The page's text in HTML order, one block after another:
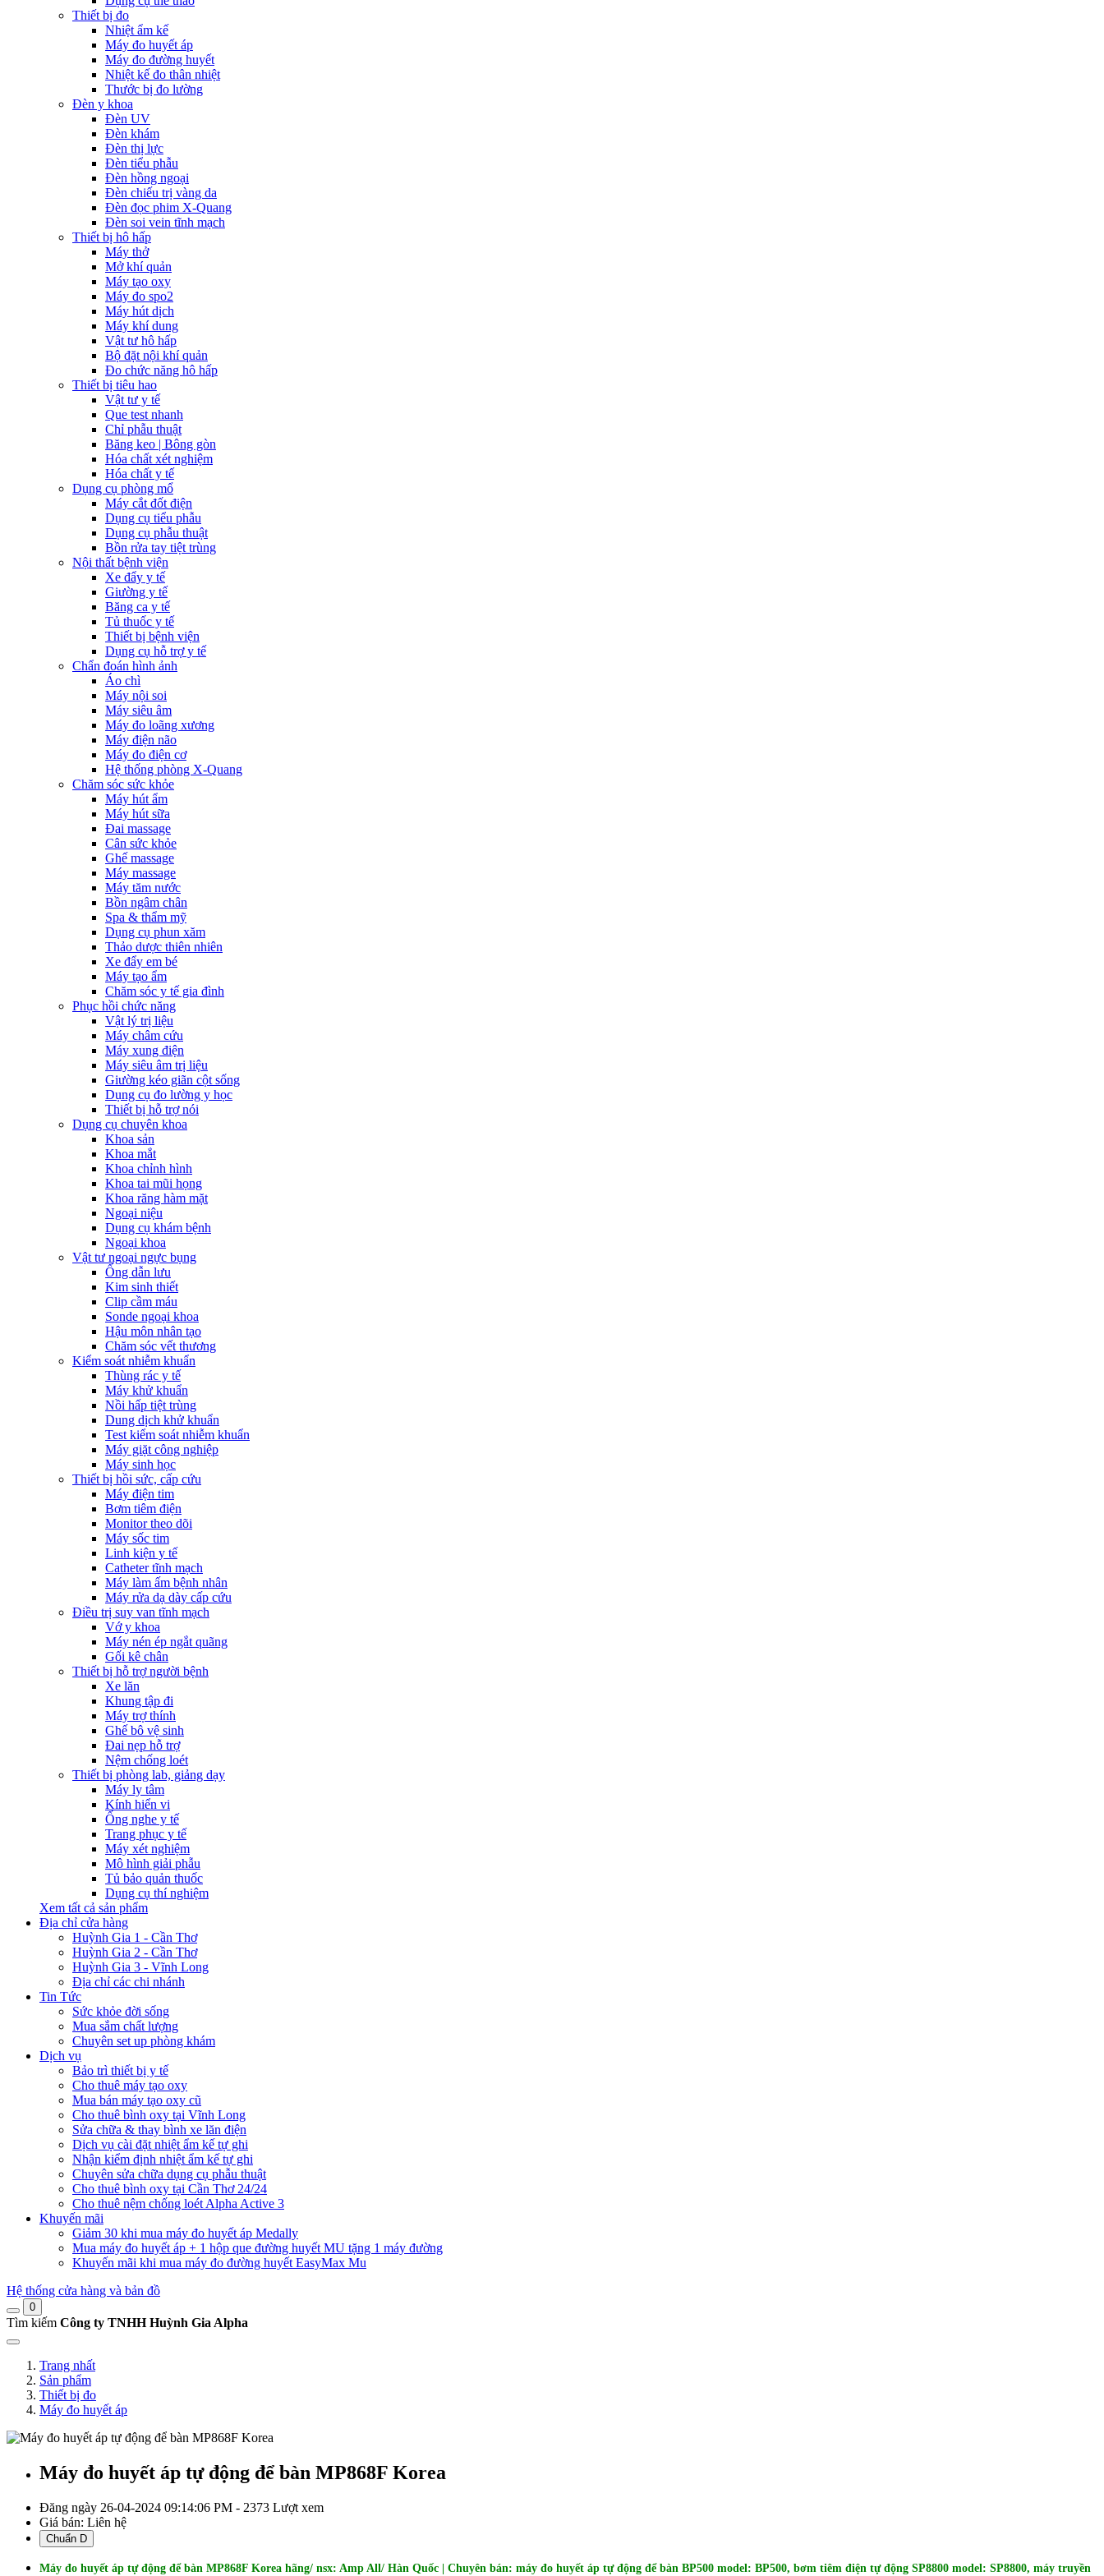
Thiết bị đo
Nhiệt ẩm kế
Máy đo huyết áp
Máy đo đường huyết
Nhiệt kế đo thân nhiệt
Thước bị đo lường
Đèn y khoa
Đèn UV
Đèn khám
Đèn thị lực
Đèn tiểu phẫu
Đèn hồng ngoại
Đèn chiếu trị vàng da
Đèn đọc phim X-Quang
Đèn soi vein tĩnh mạch
Thiết bị hô hấp
Máy thở
Mở khí quản
Máy tạo oxy
Máy đo spo2
Máy hút dịch
Máy khí dung
Vật tư hô hấp
Bộ đặt nội khí quản
Đo chức năng hô hấp
Thiết bị tiêu hao
Vật tư y tế
Que test nhanh
Chỉ phẫu thuật
Băng keo | Bông gòn
Hóa chất xét nghiệm
Hóa chất y tế
Dụng cụ phòng mổ
Máy cắt đốt điện
Dụng cụ tiểu phẫu
Dụng cụ phẫu thuật
Bồn rửa tay tiệt trùng
Nội thất bệnh viện
Xe đẩy y tế
Giường y tế
Băng ca y tế
Tủ thuốc y tế
Thiết bị bệnh viện
Dụng cụ hỗ trợ y tế
Chẩn đoán hình ảnh
Áo chì
Máy nội soi
Máy siêu âm
Máy đo loãng xương
Máy điện não
Máy đo điện cơ
Hệ thống phòng X-Quang
Chăm sóc sức khỏe
Máy hút ẩm
Máy hút sữa
Đai massage
Cân sức khỏe
Ghế massage
Máy massage
Máy tăm nước
Bồn ngâm chân
Spa & thẩm mỹ
Dụng cụ phun xăm
Thảo dược thiên nhiên
Xe đẩy em bé
Máy tạo ẩm
Chăm sóc y tế gia đình
Phục hồi chức năng
Vật lý trị liệu
Máy châm cứu
Máy xung điện
Máy siêu âm trị liệu
Giường kéo giãn cột sống
Dụng cụ đo lường y học
Thiết bị hỗ trợ nói
Dụng cụ chuyên khoa
Khoa sản
Khoa mắt
Khoa chỉnh hình
Khoa tai mũi họng
Khoa răng hàm mặt
Ngoại niệu
Dụng cụ khám bệnh
Ngoại khoa
Vật tư ngoại ngực bụng
Ống dẫn lưu
Kim sinh thiết
Clip cầm máu
Sonde ngoại khoa
Hậu môn nhân tạo
Chăm sóc vết thương
Kiểm soát nhiễm khuẩn
Thùng rác y tế
Máy khử khuẩn
Nồi hấp tiệt trùng
Dung dịch khử khuẩn
Test kiểm soát nhiễm khuẩn
Máy giặt công nghiệp
Máy sinh học
Thiết bị hồi sức, cấp cứu
Máy điện tim
Bơm tiêm điện
Monitor theo dõi
Máy sốc tim
Linh kiện y tế
Catheter tĩnh mạch
Máy làm ấm bệnh nhân
Máy rửa dạ dày cấp cứu
Điều trị suy van tĩnh mạch
Vớ y khoa
Máy nén ép ngắt quãng
Gối kê chân
Thiết bị hỗ trợ người bệnh
Xe lăn
Khung tập đi
Máy trợ thính
Ghế bô vệ sinh
Đai nẹp hỗ trợ
Nệm chống loét
Thiết bị phòng lab, giảng dạy
Máy ly tâm
Kính hiển vi
Ống nghe y tế
Trang phục y tế
Máy xét nghiệm
Mô hình giải phẫu
Tủ bảo quản thuốc
Dụng cụ thí nghiệm
Xem tất cả sản phẩm
Địa chỉ cửa hàng
Huỳnh Gia 1 - Cần Thơ
Huỳnh Gia 2 - Cần Thơ
Huỳnh Gia 3 - Vĩnh Long
Địa chỉ các chi nhánh
Tin Tức
Sức khỏe đời sống
Mua sắm chất lượng
Chuyên set up phòng khám
Dịch vụ
Bảo trì thiết bị y tế
Cho thuê máy tạo oxy
Mua bán máy tạo oxy cũ
Cho thuê bình oxy tại Vĩnh Long
Sửa chữa & thay bình xe lăn điện
Dịch vụ cài đặt nhiệt ẩm kế tự ghi
Nhận kiểm định nhiệt ẩm kế tự ghi
Chuyên sửa chữa dụng cụ phẫu thuật
Cho thuê bình oxy tại Cần Thơ 24/24
Cho thuê nệm chống loét Alpha Active 3
Khuyến mãi
Giảm 30 khi mua máy đo huyết áp Medally
Mua máy đo huyết áp + 1 hộp que đường huyết MU tặng 1 máy đường
Khuyến mãi khi mua máy đo đường huyết EasyMax Mu
Hệ thống cửa hàng và bản đồ
0
Tìm kiếm Công ty TNHH Huỳnh Gia Alpha
Trang nhất
Sản phẩm
Thiết bị đo
Máy đo huyết áp
Máy đo huyết áp tự động để bàn MP868F Korea
Đăng ngày 26-04-2024 09:14:06 PM - 2373 Lượt xem
Giá bán: Liên hệ
Chuẩn D
Máy đo huyết áp tự động để bàn MP868F Korea hãng/ nsx: Amp All/ Hàn Quốc | Chuyên bán: máy đo huyết áp tự động để bàn BP500 model: BP500, bơm tiêm điện tự động SP8800 model: SP8800, máy truyền